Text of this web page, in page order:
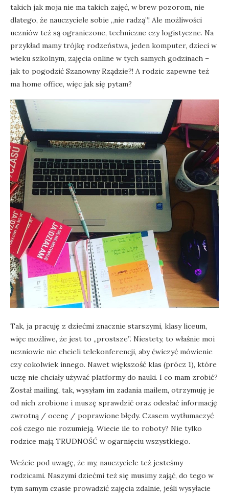
takich jak moja nie ma takich zajęć, w brew pozorom, nie
dlatego, że nauczyciele sobie „nie radzą”! Ale możliwości
uczniów też są ograniczone, techniczne czy logistyczne. Na
przykład mamy trójkę rodzeństwa, jeden komputer, dzieci w
wieku szkolnym, zajęcia online w tych samych godzinach –
jak to pogodzić Szanowny Rządzie?! A rodzic zapewne też
ma home office, więc jak się pytam?
Tak, ja pracuję z dziećmi znacznie starszymi, klasy liceum,
więc możliwe, że jest to „prostsze”. Niestety, to właśnie moi
uczniowie nie chcieli telekonferencji, aby ćwiczyć mówienie
czy cokolwiek innego. Nawet większość klas (prócz 1), które
uczę nie chciały używać platformy do nauki. I co mam zrobić?
Został mailing, tak, wysyłam im zadania mailem, otrzymuję je
od nich zrobione i muszę sprawdzić oraz odesłać informację
zwrotną / ocenę / poprawione błędy. Czasem wytłumaczyć
coś czego nie rozumieją. Wiecie ile to roboty? Nie tylko
rodzice mają TRUDNOŚĆ w ogarnięciu wszystkiego.
Weźcie pod uwagę, że my, nauczyciele też jesteśmy
rodzicami. Naszymi dziećmi też się musimy zająć, do tego w
tym samym czasie prowadzić zajęcia zdalnie, jeśli wysyłacie